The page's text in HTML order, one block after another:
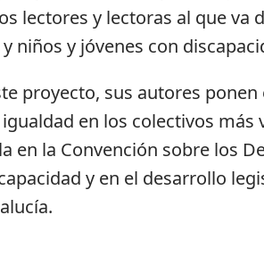
lectores y lectoras al que va
niños y jóvenes con
proyecto, sus autores ponen
en los colectivos más
en la Convención sobre los
y en el desarrollo